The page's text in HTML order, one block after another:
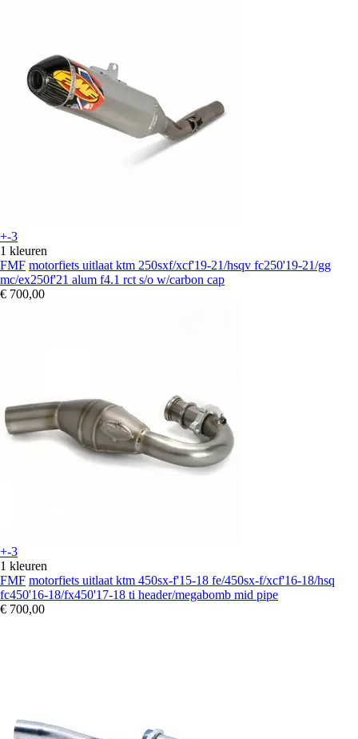
+-3
1 kleuren
FMF motorfiets uitlaat ktm 250sxf/xcf'19-21/hsqv fc250'19-21/gg
mc/ex250f'21 alum f4.1 rct s/o w/carbon cap
€ 700,00
+-3
1 kleuren
FMF motorfiets uitlaat ktm 450sx-f'15-18 fe/450sx-f/xcf'16-18/hsq
fc450'16-18/fx450'17-18 ti header/megabomb mid pipe
€ 700,00